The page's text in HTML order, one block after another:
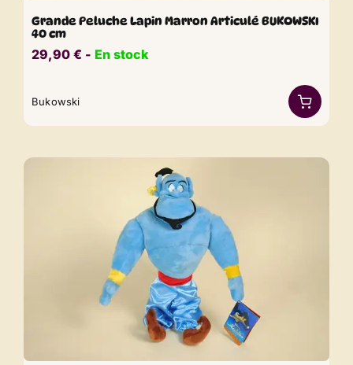
Grande Peluche Lapin Marron Articulé BUKOWSKI
40 cm
29,90 € ​​ - En stock
Bukowski